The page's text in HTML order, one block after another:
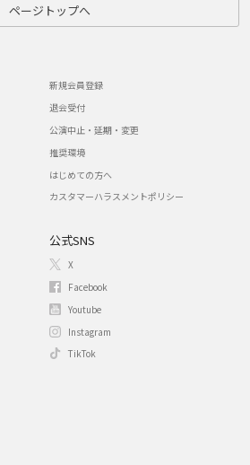
ページトップへ
新規会員登録
退会受付
公演中止・延期・変更
推奨環境
はじめての方へ
カスタマーハラスメントポリシー
公式SNS
X
Facebook
Youtube
Instagram
TikTok